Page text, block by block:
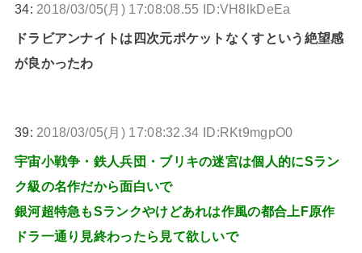
34: 2018/03/05(月) 17:08:08.55 ID:VH8lkDeEa
ドラビアンナイトは四次元ポケットなくすという絶望感
が良かったわ
39: 2018/03/05(月) 17:08:32.34 ID:RKt9mgpO0
宇宙小戦争・鉄人兵団・ブリキの迷宮は個人的にSラン
ク級の名作だから面白いで
銀河超特急もSランクやけどあれは作風の都合上F原作
ドラ一通り見終わったら見て欲しいで